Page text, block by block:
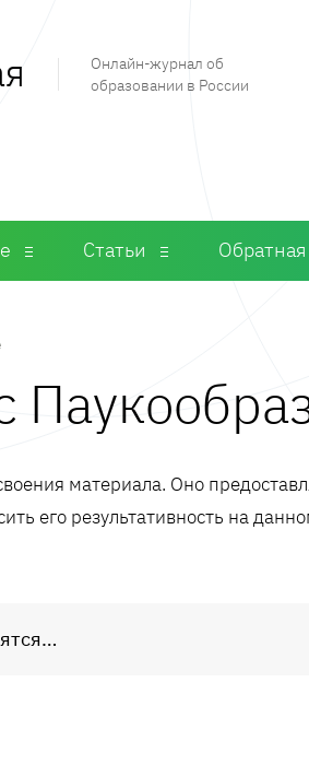
Онлайн-журнал об
образовании в России
Статьи
материала. Оно
его результативность на